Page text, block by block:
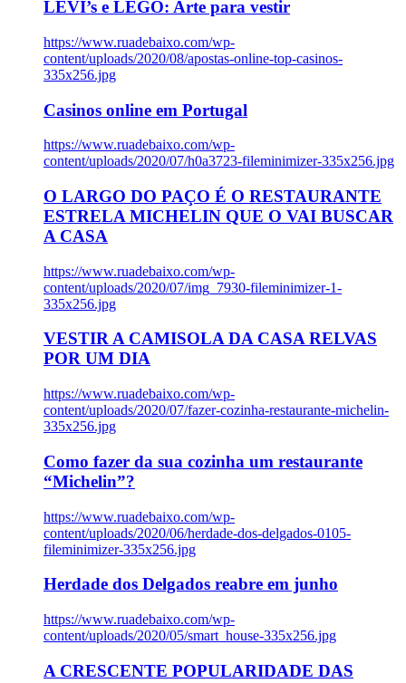
LEVI’s e LEGO: Arte para vestir
https://www.ruadebaixo.com/wp-
content/uploads/2020/08/apostas-online-top-casinos-
335x256.jpg
Casinos online em Portugal
https://www.ruadebaixo.com/wp-
content/uploads/2020/07/h0a3723-fileminimizer-335x256.jpg
O LARGO DO PAÇO É O RESTAURANTE
ESTRELA MICHELIN QUE O VAI BUSCAR
A CASA
https://www.ruadebaixo.com/wp-
content/uploads/2020/07/img_7930-fileminimizer-1-
335x256.jpg
VESTIR A CAMISOLA DA CASA RELVAS
POR UM DIA
https://www.ruadebaixo.com/wp-
content/uploads/2020/07/fazer-cozinha-restaurante-michelin-
335x256.jpg
Como fazer da sua cozinha um restaurante
“Michelin”?
https://www.ruadebaixo.com/wp-
content/uploads/2020/06/herdade-dos-delgados-0105-
fileminimizer-335x256.jpg
Herdade dos Delgados reabre em junho
https://www.ruadebaixo.com/wp-
content/uploads/2020/05/smart_house-335x256.jpg
A CRESCENTE POPULARIDADE DAS